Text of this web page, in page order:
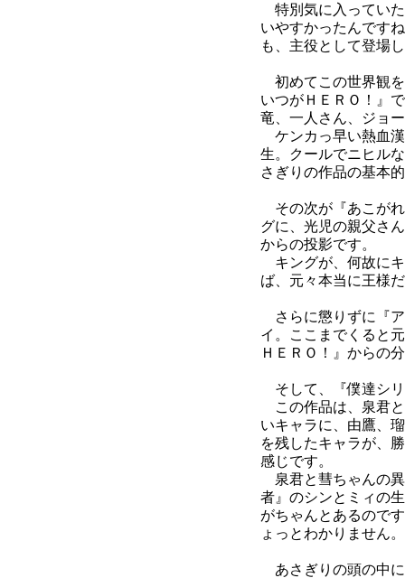
特別気に入ってい
いやすかったんです
も、主役として登場
初めてこの世界観
いつがＨＥＲＯ！』
竜、一人さん、ジョ
ケンカっ早い熱血
生。クールでニヒル
さぎりの作品の基本
その次が『あこが
グに、光児の親父さ
からの投影です。
キングが、何故に
ば、元々本当に王様
さらに懲りずに『
イ。ここまでくると
ＨＥＲＯ！』からの
そして、『僕達シ
この作品は、泉君
いキャラに、由鷹、
を残したキャラが、
感じです。
泉君と彗ちゃんの
者』のシンとミィの
がちゃんとあるので
ょっとわかりません。
あさぎりの頭の中